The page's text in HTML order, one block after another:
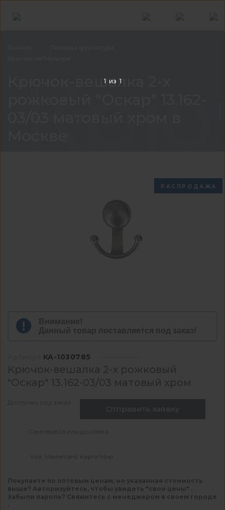
Крючок-вешалка 2-х
РАСПРОДАЖА
Внимание!
Данный товар поставляется под заказ!
КА-1030785
Крючок-вешалка 2-х рожковый
"Оскар" 13.162-03/03 матовый хром
Доступен под заказ
Отправить заявку
Самовывоз или доставка
Visa, Mastercard, Карта Мир
Покупаете по оптовым ценам, но указанная стоимость
выше? Авторизуйтесь, чтобы увидеть "свои цены" .
Забыли пароль? Свяжитесь с менеджером в своем городе
1 из 1